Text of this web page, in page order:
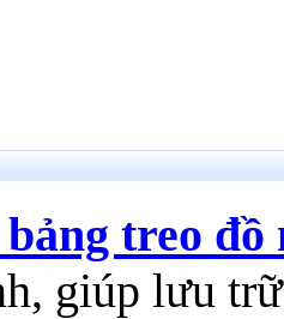
treo đồ
giúp lưu